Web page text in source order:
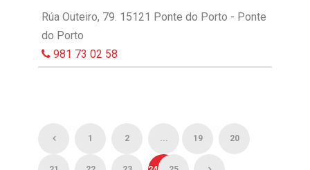
Rúa Outeiro, 79. 15121 Ponte do Porto - Ponte
do Porto
981 73 02 58
1 2 ... 19 20